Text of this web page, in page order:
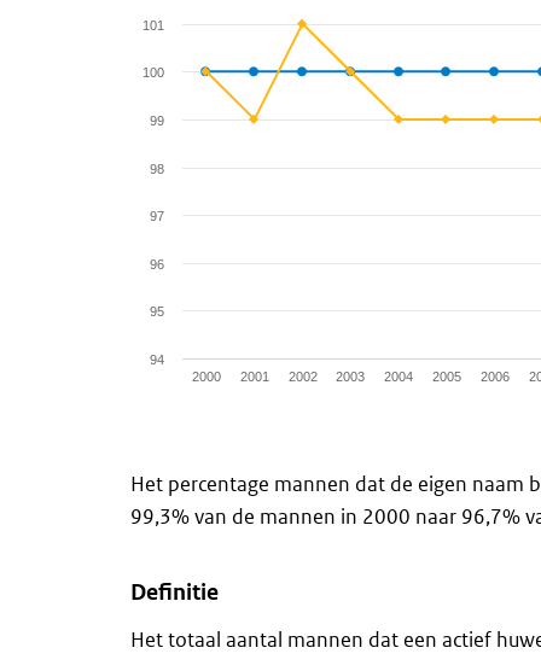
Chart
Line chart with 2 lines.
View as data table, Chart
The chart has 1 X axis displaying categories.
The chart has 1 Y axis displaying values.
2000 2001 2002 2003 2004 2005 2006
94
96
98
100
95
97
99
101
Het percentage mannen dat de eigen naam
99,3% van de mannen in 2000 naar 96,7%
Definitie
Het totaal aantal mannen dat een actief